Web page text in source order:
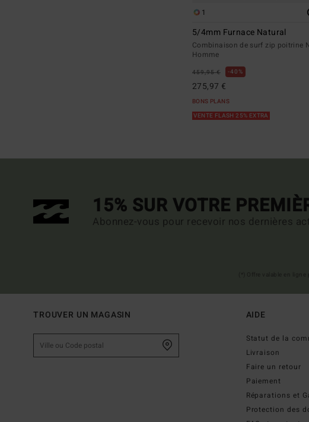
1
5/4mm Furnace Natural
Combinaison de surf zip poitrine
Homme
459,95 € 40%
275,97 €
BONS PLANS
VENTE FLASH 25% EXTRA
15% SUR VOTRE
Abonnez-vous pour recevoir nos dernières
TROUVER UN MAGASIN AIDE
Statut de la
Livraison
Faire un retour
Paiement
Réparations et
Protection des